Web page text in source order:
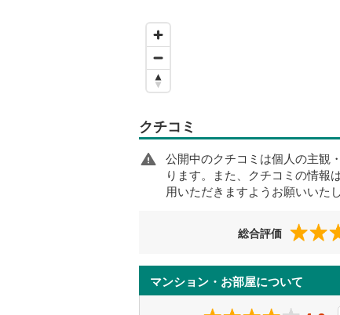
クチコミ
公開中のクチコミは個人の主観
ります。また、クチコミの情報
用いただきますようお願いいたし
総合評価
マンション・お部屋について